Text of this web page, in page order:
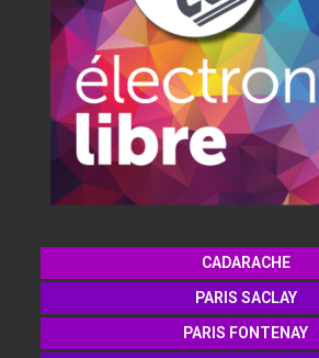
CADARACHE
PARIS SACLAY
PARIS FONTENAY